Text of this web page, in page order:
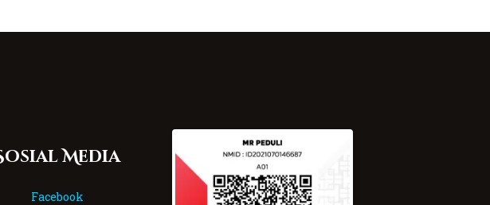
Media
Facebook